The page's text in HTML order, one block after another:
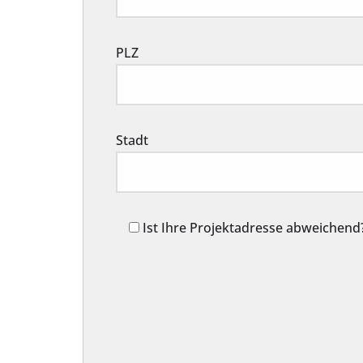
PLZ
Stadt
Ist Ihre Projektadresse